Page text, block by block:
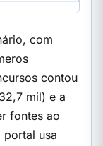
com
contou
mil) e a
fontes ao
usa